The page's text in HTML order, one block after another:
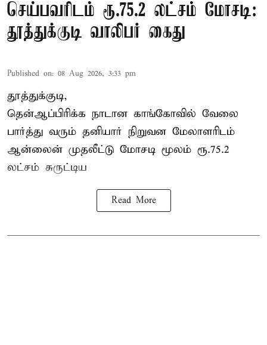
செய்பவரிடம் ரூ.75.2 லட்சம் மோசடி:
தூத்துக்குடி வாலிபர் கைது
Published on: 08 Aug 2026, 3:33 pm
தூத்துக்குடி,
தென்ஆப்பிரிக்க நாடான காங்கோவில் வேலை
பார்த்து வரும் தனியார் நிறுவன மேலாளரிடம்
ஆன்லைன் முதலீட்டு மோசடி மூலம் ரூ.75.2
லட்சம் சுருட்டிய
Read More